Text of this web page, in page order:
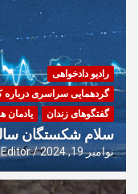
رادیو دادخواهی
گردهمایی سراسری درباره
گفتگوهای زندان
یادمان
سلام شکستگان
نوامبر 19, 2024 Editor